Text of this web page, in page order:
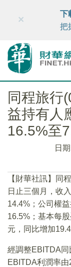
財華智庫網
×
下
把
同程旅行
益持有人
16.5%至
日期
【財華社訊】同
日止三個月，收
14.4%；公司權
16.5%；基本每
元，同比增加
經調整EBITDA
EBITDA利潤率由